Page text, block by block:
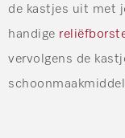
de kastjes uit met
handige
vervolgens de